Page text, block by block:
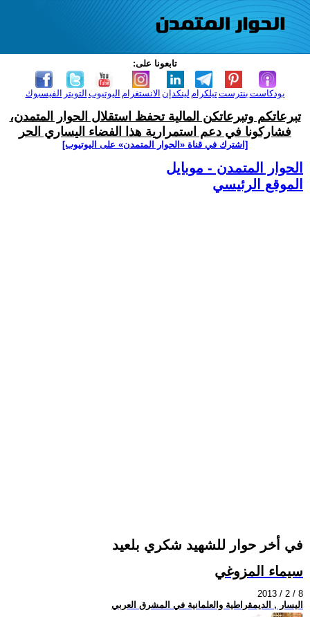
تابعونا على:
الفيسبوك التويتر اليوتيوب الانستغرام لينكدإن تيلكرامبنترست بودكاست
تبرعاتكم وتبرعاتكن المالية تحفظ استقلال الحوار المتمدن،
فشاركونا في دعم استمرارية هذا الفضاء اليساري الحر
[اشترك في قناة ‫«الحوار المتمدن» على اليوتيوب]
الحوار المتمدن - موبايل
الموقع الرئيسي
في أخر حوار للشهيد شكري بلعيد
سيماء المزوغي
2013 / 2 / 8
اليسار , الديمقراطية والعلمانية في المشرق العربي